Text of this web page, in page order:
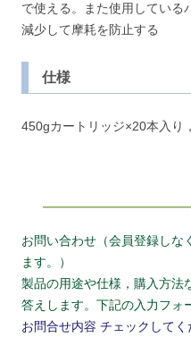
で使える。また使用している
減少して摩耗を防止する
仕様
450gカートリッジ×20本入り
お問い合わせ（会員登録しな
ます。）
製品の用途や仕様，購入方法
答えします。下記の入力フォ
お問合せ内容 チェックしてく